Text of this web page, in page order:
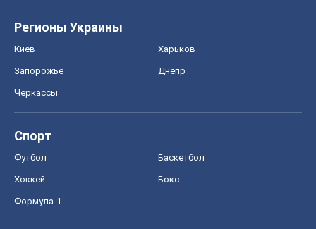
Регионы Украины
Киев Харьков
Запорожье Днепр
Черкассы
Спорт
Футбол Баскетбол
Хоккей Бокс
Формула-1